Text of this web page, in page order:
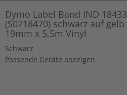
Dymo Label Band IND 18433
(S0718470) schwarz auf gelb
19mm x 5,5m Vinyl
Schwarz
Passende Geräte anzeigen